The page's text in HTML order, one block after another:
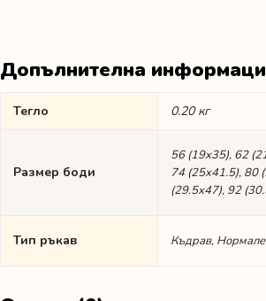
Допълнителна
Тегло 0.20 кг
Размер боди
56 (19х35), 62
74 (25х41.5), 80
(29.5х47), 92
Тип ръкав Къдрав,